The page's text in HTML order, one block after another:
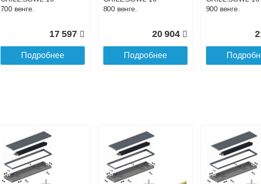
700 венге.
17 597
Подробнее
800 венге.
20 904
Подробнее
900 венге.
Конвектор
Конвектор
Конвектор